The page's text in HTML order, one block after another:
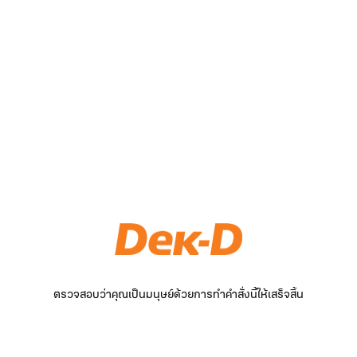
ตรวจสอบว่าคุณเป็นมนุษย์ด้วยการทำคำสั่งนี้ให้เสร็จสิ้น